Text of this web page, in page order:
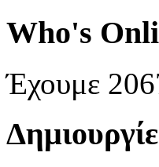
Who's
Έχουμε